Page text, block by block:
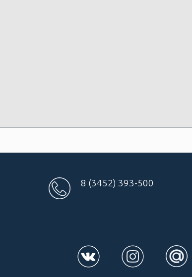
8 (3452) 393-500